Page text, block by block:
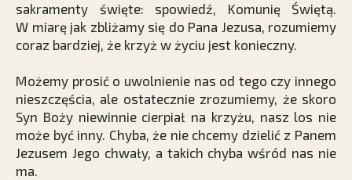
sakramenty święte: spowiedź, Komunię Świętą.
W miarę jak zbliżamy się do Pana Jezusa, rozumiemy
coraz bardziej, że krzyż w życiu jest konieczny.
Możemy prosić o uwolnienie nas od tego czy innego
nieszczęścia, ale ostatecznie zrozumiemy, że skoro
Syn Boży niewinnie cierpiał na krzyżu, nasz los nie
może być inny. Chyba, że nie chcemy dzielić z Panem
Jezusem Jego chwały, a takich chyba wśród nas nie
ma.